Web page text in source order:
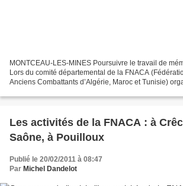
MONTCEAU-LES-MINES Poursuivre le travail de
Lors du comité départemental de la FNACA
Anciens Combattants d’Algérie, Maroc et Tunisie)
Les activités de la FNACA : à
Saône, à Pouilloux
Publié le 20/02/2011 à 08:47
Par Michel Dandelot